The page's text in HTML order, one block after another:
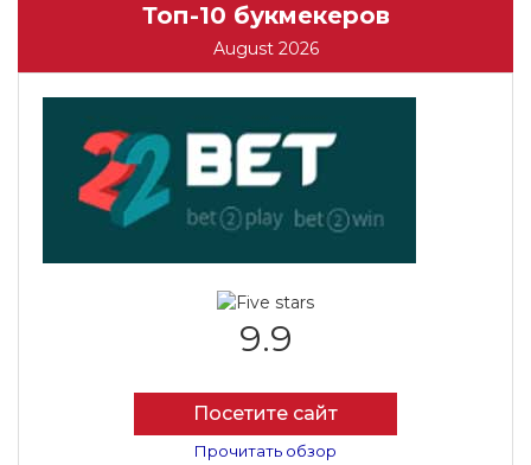
Топ-10 букмекеров
August 2026
9.9
Посетите сайт
Прочитать обзор